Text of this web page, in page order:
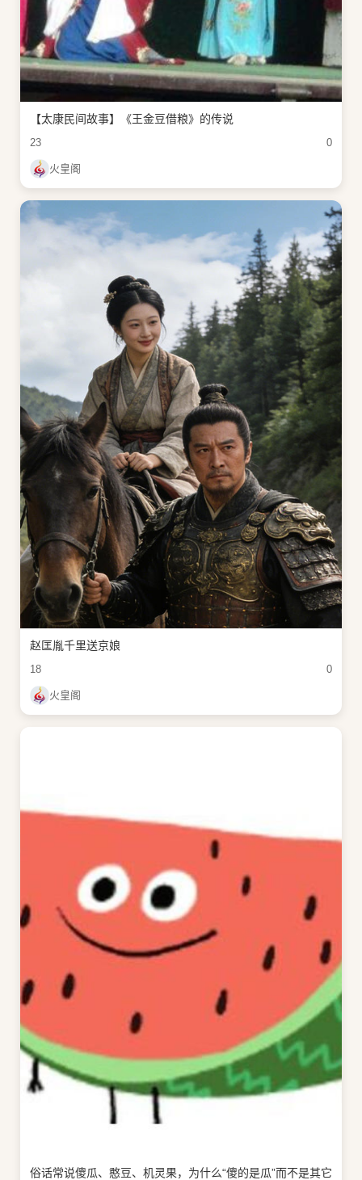
【太康民间故事】《王金豆借粮》的传说
23 0
火皇阁
赵匡胤千里送京娘
18 0
火皇阁
俗话常说傻瓜、憨豆、机灵果，为什么“傻的是瓜”而不是其它